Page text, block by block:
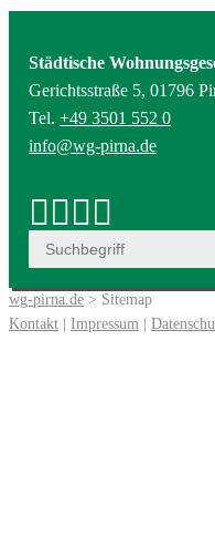
Städtische
Gerichtsstraße 5, 01796
Tel. +49 3501 552 0
info@wg-pirna.de
wg-pirna.de > Sitemap
Kontakt | Impressum |